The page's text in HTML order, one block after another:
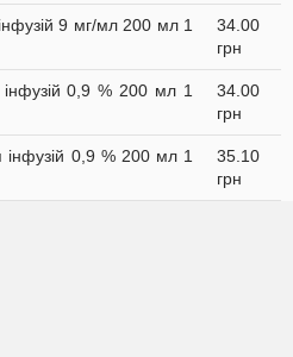
9 мг/мл 200 мл 1
34.00
грн
0,9 % 200 мл 1
34.00
грн
інфузій 0,9 % 200 мл 1
35.10
грн